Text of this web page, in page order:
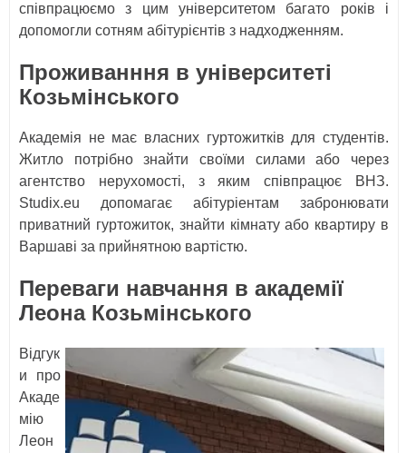
співпрацюємо з цим університетом багато років і
допомогли сотням абітурієнтів з надходженням.
Проживанння в університеті
Козьмінського
Академія не має власних гуртожитків для студентів.
Житло потрібно знайти своїми силами або через
агентство нерухомості, з яким співпрацює ВНЗ.
Studix.eu допомагає абітуріентам забронювати
приватний гуртожиток, знайти кімнату або квартиру в
Варшаві за прийнятною вартістю.
Переваги навчання в академії
Леона Козьмінського
Відгук
и про
Акаде
мію
Леон